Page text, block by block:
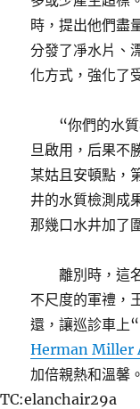
時，提出他們盡
分發了凈水片、
化方式，強化了
“你們的水
旦啟用，后果不
某姑且安頓點，
井的水質檢測成
那幾口水井加了
離別時，這
不尺度的軍禮，
還，讓巡診車上
Herman Miller
加倍親熱和溫馨。
TC:elanchair29a